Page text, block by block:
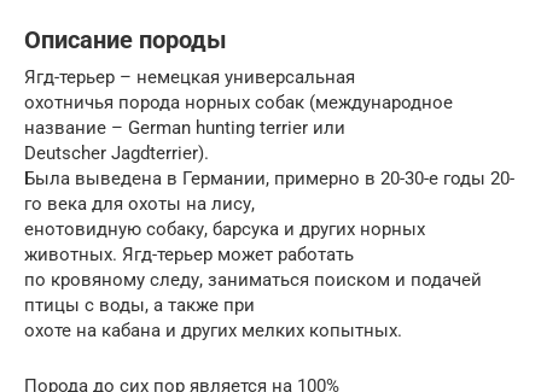
Описание породы
Ягд-терьер – немецкая универсальная
охотничья порода норных собак (международное
название – German hunting terrier или
Deutscher Jagdterrier).
Была выведена в Германии, примерно в 20-30-е годы 20-
го века для охоты на лису,
енотовидную собаку, барсука и других норных
животных. Ягд-терьер может работать
по кровяному следу, заниматься поиском и подачей
птицы с воды, а также при
охоте на кабана и других мелких копытных.
Порода до сих пор является на 100%